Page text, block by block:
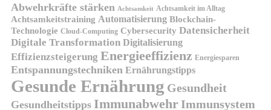
Abwehrkräfte stärken Achtsamkeit Achtsamkeit im Alltag
Achtsamkeitstraining Automatisierung Blockchain-
Technologie Cloud-Computing Cybersecurity Datensicherheit
Digitale Transformation Digitalisierung
Effizienzsteigerung Energieeffizienz Energiesparen
Entspannungstechniken Ernährungstipps
Gesunde Ernährung Gesundheit
Gesundheitstipps Immunabwehr Immunsystem